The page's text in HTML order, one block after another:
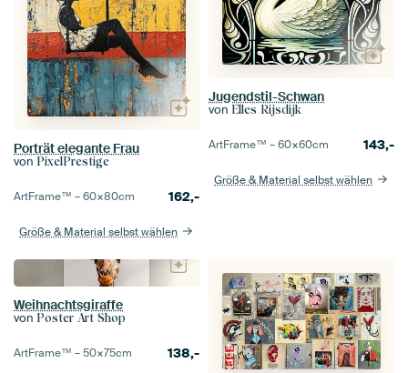
Porträt elegante Frau
von PixelPrestige
ArtFrame™ –60×80cm 162,-
Größe & Material selbst wählen
Jugendstil-Schwan
von Elles Rijsdijk
ArtFrame™ –60×60cm 143,-
Größe & Material selbst wählen
Weihnachtsgiraffe
von Poster Art Shop
ArtFrame™ –50×75cm 138,-